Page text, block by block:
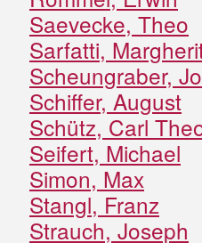
Saevecke, Theo
Sarfatti,
Scheungraber,
Schiffer, August
Schütz, Carl
Seifert, Michael
Simon, Max
Stangl, Franz
Strauch, Joseph